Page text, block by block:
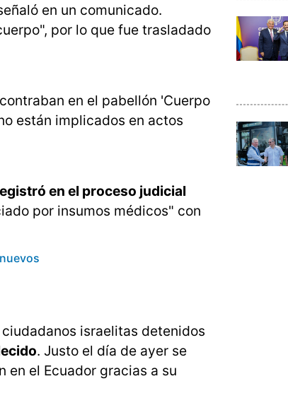
en un comunicado.
por lo que fue trasladado
en el pabellón 'Cuerpo
están implicados en actos
en el proceso judicial
por insumos médicos" con
israelitas detenidos
. Justo el día de ayer se
el Ecuador gracias a su